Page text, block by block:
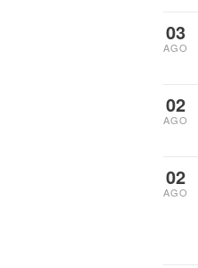
03
AGO
02
AGO
02
AGO